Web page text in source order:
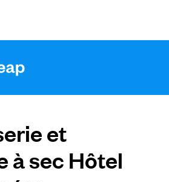
fonctionne
et
à sec Hôtel